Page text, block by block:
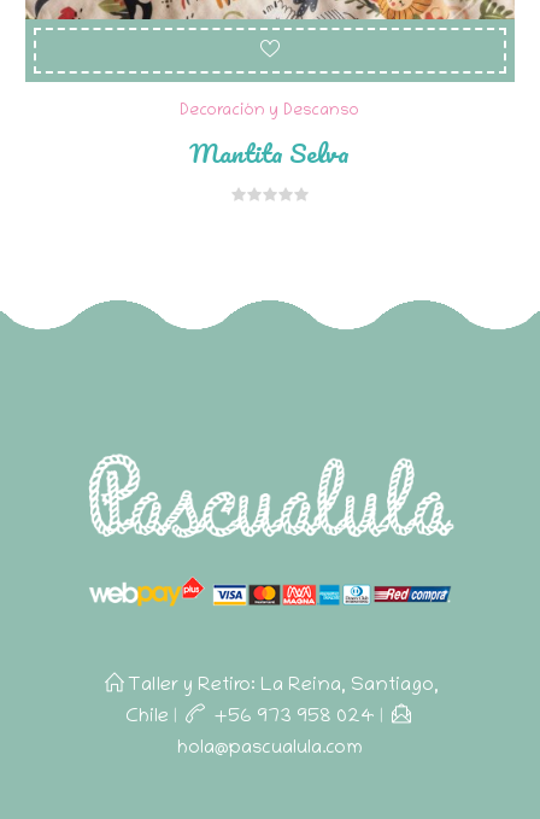
Decoración y Descanso
Mantita Selva
Taller y Retiro: La Reina, Santiago,
Chile | +56 973 958 024 |
hola@pascualula.com